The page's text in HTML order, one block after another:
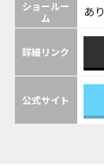
ショールー
ム
あり
詳細リンク
公式サイト